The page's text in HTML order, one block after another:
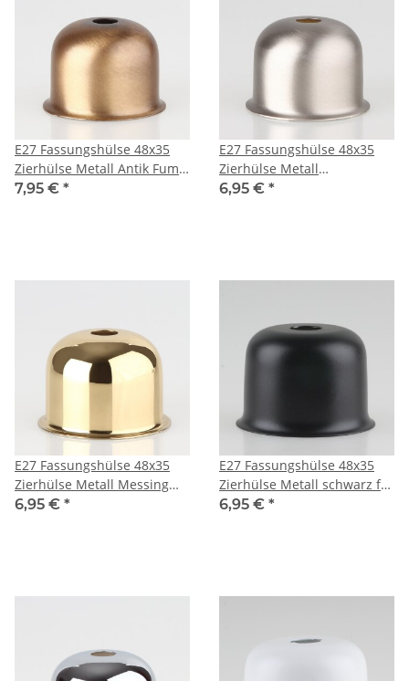
E27 Fassungshülse 48x35
Zierhülse Metall Antik Fume
für Lampenfassung
7,95 € *
E27 Fassungshülse 48x35
Zierhülse Metall
Edelstahloptik für
6,95 € *
E27 Fassungshülse 48x35
Zierhülse Metall Messing
poliert für Lampenfassung
6,95 € *
E27 Fassungshülse 48x35
Zierhülse Metall schwarz für
Lampenfassung
6,95 € *